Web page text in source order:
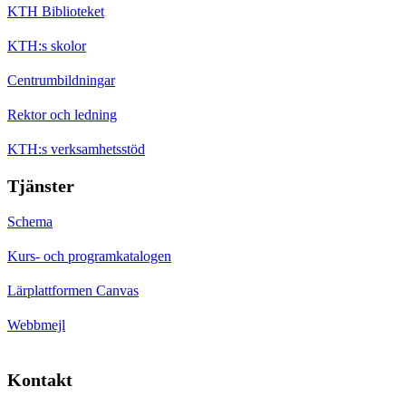
KTH Biblioteket
KTH:s skolor
Centrumbildningar
Rektor och ledning
KTH:s verksamhetsstöd
Tjänster
Schema
Kurs- och programkatalogen
Lärplattformen Canvas
Webbmejl
Kontakt